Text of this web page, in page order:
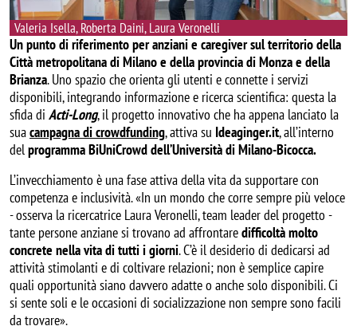
Valeria Isella, Roberta Daini, Laura Veronelli
Un punto di riferimento per anziani e caregiver sul territorio della
Città metropolitana di Milano e della provincia di Monza e della
Brianza. Uno spazio che orienta gli utenti e connette i servizi
disponibili, integrando informazione e ricerca scientifica: questa la
sfida di Acti-Long, il progetto innovativo che ha appena lanciato la
suacampagna di crowdfunding, attiva su Ideaginger.it, all’interno
delprogramma BiUniCrowd dell’Università di Milano-Bicocca.
L’invecchiamento è una fase attiva della vita da supportare con
competenza e inclusività. «In un mondo che corre sempre più veloce
- osserva la ricercatrice Laura Veronelli, team leader del progetto -
tante persone anziane si trovano ad affrontaredifficoltà molto
concrete nella vita di tutti i giorni. C’è il desiderio di dedicarsi ad
attività stimolanti e di coltivare relazioni; non è semplice capire
quali opportunità siano davvero adatte o anche solo disponibili. Ci
si sente soli e le occasioni di socializzazione non sempre sono facili
da trovare».